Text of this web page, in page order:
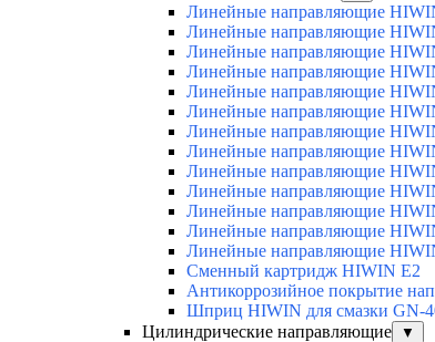
Линейные направляющие
Линейные направляющие
Линейные направляющие
Линейные направляющие
Линейные направляющие
Линейные направляющие
Линейные направляющие
Линейные направляющие
Линейные направляющие
Линейные направляющие
Линейные направляющие
Линейные направляющие
Линейные направляющие
Сменный картридж HIWIN E2
Антикоррозийное покрытие
Шприц HIWIN для смазки GN-
Цилиндрические направляющие
▼